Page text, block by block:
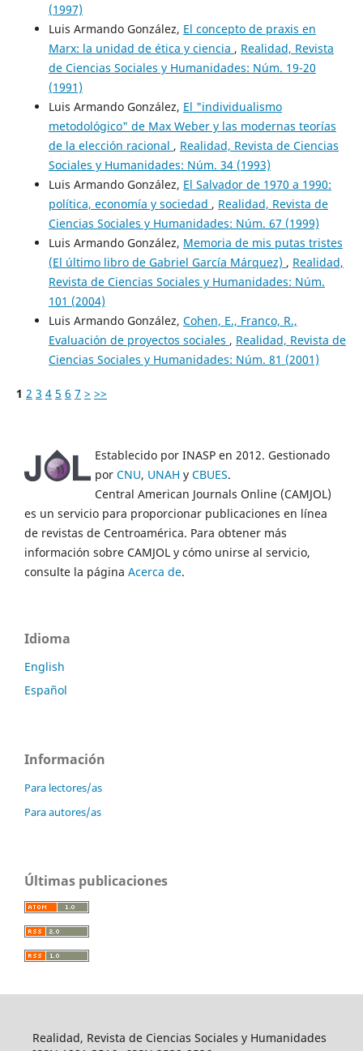
(1997)
Luis Armando González, El concepto de praxis en
Marx: la unidad de ética y ciencia , Realidad, Revista
de Ciencias Sociales y Humanidades: Núm. 19-20
(1991)
Luis Armando González, El "individualismo
metodológico" de Max Weber y las modernas teorías
de la elección racional , Realidad, Revista de Ciencias
Sociales y Humanidades: Núm. 34 (1993)
Luis Armando González, El Salvador de 1970 a 1990:
política, economía y sociedad , Realidad, Revista de
Ciencias Sociales y Humanidades: Núm. 67 (1999)
Luis Armando González, Memoria de mis putas tristes
(El último libro de Gabriel García Márquez) , Realidad,
Revista de Ciencias Sociales y Humanidades: Núm.
101 (2004)
Luis Armando González, Cohen, E., Franco, R.,
Evaluación de proyectos sociales , Realidad, Revista de
Ciencias Sociales y Humanidades: Núm. 81 (2001)
1 2 3 4 5 6 7 > >>
Establecido por INASP en 2012. Gestionado
por CNU, UNAH y CBUES.
Central American Journals Online (CAMJOL)
es un servicio para proporcionar publicaciones en línea
de revistas de Centroamérica. Para obtener más
información sobre CAMJOL y cómo unirse al servicio,
consulte la página Acerca de.
Idioma
English
Español
Información
Para lectores/as
Para autores/as
Últimas publicaciones
Realidad, Revista de Ciencias Sociales y Humanidades